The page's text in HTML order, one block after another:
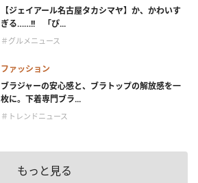
【ジェイアール名古屋タカシマヤ】か、かわいす
ぎる……!! 「ぴ...
＃グルメニュース
ファッション
ブラジャーの安心感と、ブラトップの解放感を一
枚に。下着専門ブラ...
＃トレンドニュース
もっと見る